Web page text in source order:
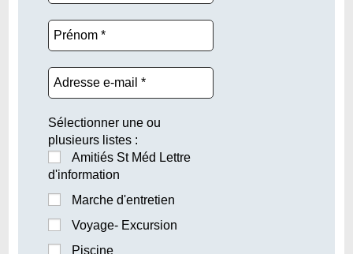
Sélectionner une ou
plusieurs listes :
Amitiés St Méd Lettre
d'information
Marche d'entretien
Voyage- Excursion
Piscine